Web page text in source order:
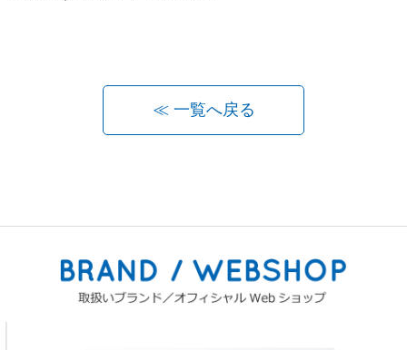
プライバシーポリシー
≪ 一覧へ戻る